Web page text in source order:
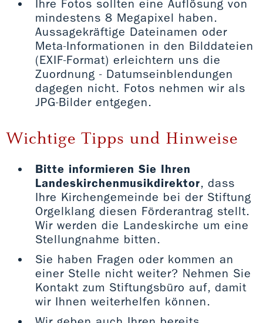
Ihre Fotos sollten eine Auflösung von
mindestens 8 Megapixel haben.
Aussagekräftige Dateinamen oder
Meta-Informationen in den Bilddateien
(EXIF-Format) erleichtern uns die
Zuordnung - Datumseinblendungen
dagegen nicht. Fotos nehmen wir als
JPG-Bilder entgegen.
Wichtige Tipps und Hinweise
Bitte informieren Sie Ihren
Landeskirchenmusikdirektor, dass
Ihre Kirchengemeinde bei der Stiftung
Orgelklang diesen Förderantrag stellt.
Wir werden die Landeskirche um eine
Stellungnahme bitten.
Sie haben Fragen oder kommen an
einer Stelle nicht weiter? Nehmen Sie
Kontakt zum Stiftungsbüro auf, damit
wir Ihnen weiterhelfen können.